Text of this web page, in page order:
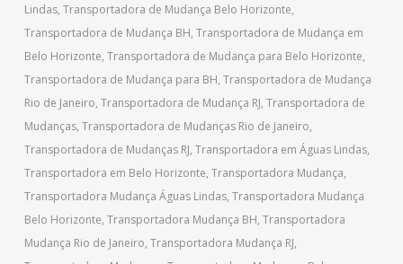
Lindas, Transportadora de Mudança Belo Horizonte,
Transportadora de Mudança BH, Transportadora de Mudança em
Belo Horizonte, Transportadora de Mudança para Belo Horizonte,
Transportadora de Mudança para BH, Transportadora de Mudança
Rio de Janeiro, Transportadora de Mudança RJ, Transportadora de
Mudanças, Transportadora de Mudanças Rio de Janeiro,
Transportadora de Mudanças RJ, Transportadora em Águas Lindas,
Transportadora em Belo Horizonte, Transportadora Mudança,
Transportadora Mudança Águas Lindas, Transportadora Mudança
Belo Horizonte, Transportadora Mudança BH, Transportadora
Mudança Rio de Janeiro, Transportadora Mudança RJ,